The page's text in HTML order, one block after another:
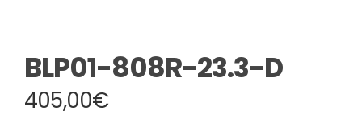
BLP01-808R-23.3-D
405,00€